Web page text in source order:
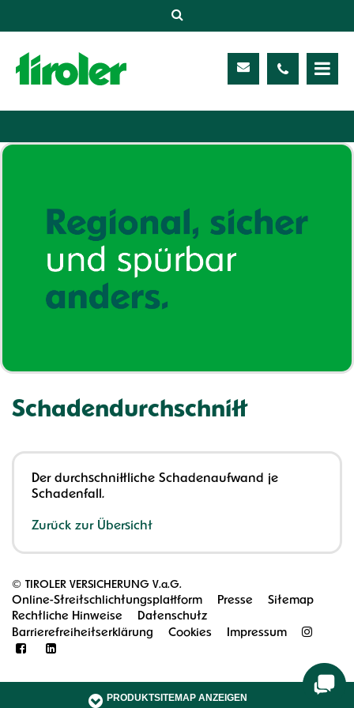
Service
Meine TIROLER
Karriere
Schadendurchschnitt
Der durchschnittliche Schadenaufwand je
Schadenfall.
Zurück zur Übersicht
© TIROLER VERSICHERUNG V.a.G.
Online-Streitschlichtungsplattform
Presse
Sitemap
Rechtliche Hinweise
Datenschutz
Barrierefreiheitserklärung
Cookies Impressum
PRODUKTSITEMAP ANZEIGEN